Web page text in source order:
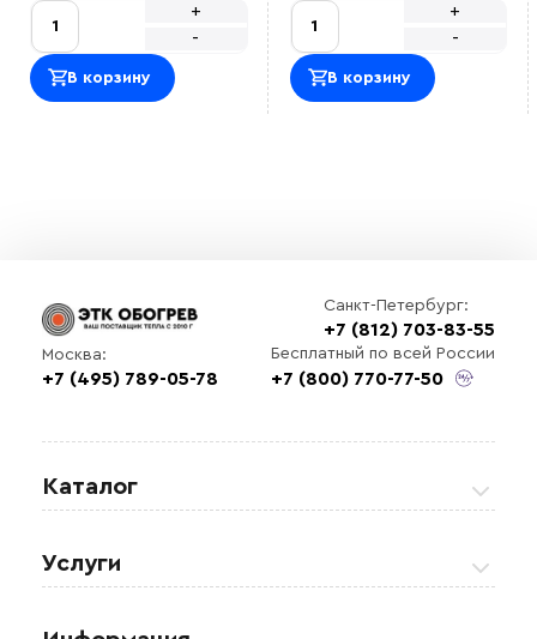
-
+
В корзину
-
+
В корзину
Санкт-Петербург:
+7 (812) 703-83-55
Москва:
+7 (495) 789-05-78
Бесплатный по всей России
+7 (800) 770-77-50
Каталог
Услуги